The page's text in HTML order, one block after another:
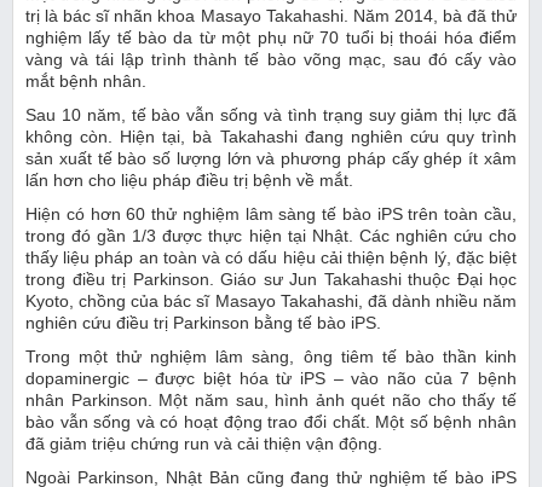
trị là bác sĩ nhãn khoa Masayo Takahashi. Năm 2014, bà đã thử
nghiệm lấy tế bào da từ một phụ nữ 70 tuổi bị thoái hóa điểm
vàng và tái lập trình thành tế bào võng mạc, sau đó cấy vào
mắt bệnh nhân.
Sau 10 năm, tế bào vẫn sống và tình trạng suy giảm thị lực đã
không còn. Hiện tại, bà Takahashi đang nghiên cứu quy trình
sản xuất tế bào số lượng lớn và phương pháp cấy ghép ít xâm
trong đó gần 1/3 được thực hiện tại Nhật. Các nghiên cứu cho
thấy liệu pháp an toàn và có dấu hiệu cải thiện bệnh lý, đặc biệt
trong điều trị Parkinson. Giáo sư Jun Takahashi thuộc Đại học
Kyoto, chồng của bác sĩ Masayo Takahashi, đã dành nhiều năm
nghiên cứu điều trị Parkinson bằng tế bào iPS.
Trong một thử nghiệm lâm sàng, ông tiêm tế bào thần kinh
dopaminergic – được biệt hóa từ iPS – vào não của 7 bệnh
nhân Parkinson. Một năm sau, hình ảnh quét não cho thấy tế
bào vẫn sống và có hoạt động trao đổi chất. Một số bệnh nhân